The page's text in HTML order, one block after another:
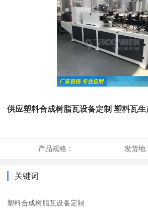
供应塑料合成树脂瓦设备定制 塑料瓦生
产品规格： 发货地:
关键词
塑料合成树脂瓦设备定制